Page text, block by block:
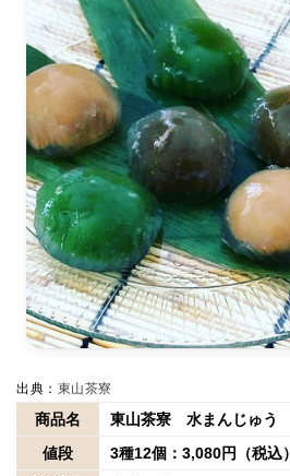
出典： 東山茶寮
商品名
東山茶寮 水まんじゅう
値段
3種12個：3,080円（税込）